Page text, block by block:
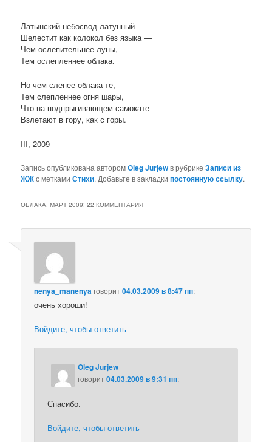
Латынский небосвод латунный
Шелестит как колокол без языка —
Чем ослепительнее луны,
Тем ослепленнее облака.
Но чем слепее облака те,
Тем слепленнее огня шары,
Что на подпрыгивающем самокате
Взлетают в гору, как с горы.
III, 2009
Запись опубликована авторомOleg Jurjewв рубрикеЗаписи из
ЖЖс меткамиСтихи. Добавьте в закладкипостоянную ссылку.
ОБЛАКА, МАРТ 2009: 22 КОММЕНТАРИЯ
nenya_manenyaговорит04.03.2009 в 8:47 пп:
очень хороши!
Войдите, чтобы ответить
Oleg Jurjew
говорит04.03.2009 в 9:31 пп:
Спасибо.
Войдите, чтобы ответить